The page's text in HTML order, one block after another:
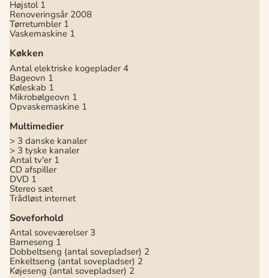
Højstol 1
Renoveringsår 2008
Tørretumbler 1
Vaskemaskine 1
Køkken
Antal elektriske kogeplader 4
Bageovn 1
Køleskab 1
Mikrobølgeovn 1
Opvaskemaskine 1
Multimedier
> 3 danske kanaler
> 3 tyske kanaler
Antal tv'er 1
CD afspiller
DVD 1
Stereo sæt
Trådløst internet
Soveforhold
Antal soveværelser 3
Barneseng 1
Dobbeltseng (antal sovepladser) 2
Enkeltseng (antal sovepladser) 2
Køjeseng (antal sovepladser) 2